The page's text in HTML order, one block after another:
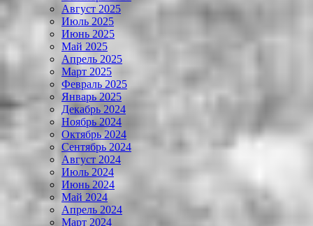
Август 2025
Июль 2025
Июнь 2025
Май 2025
Апрель 2025
Март 2025
Февраль 2025
Январь 2025
Декабрь 2024
Ноябрь 2024
Октябрь 2024
Сентябрь 2024
Август 2024
Июль 2024
Июнь 2024
Май 2024
Апрель 2024
Март 2024